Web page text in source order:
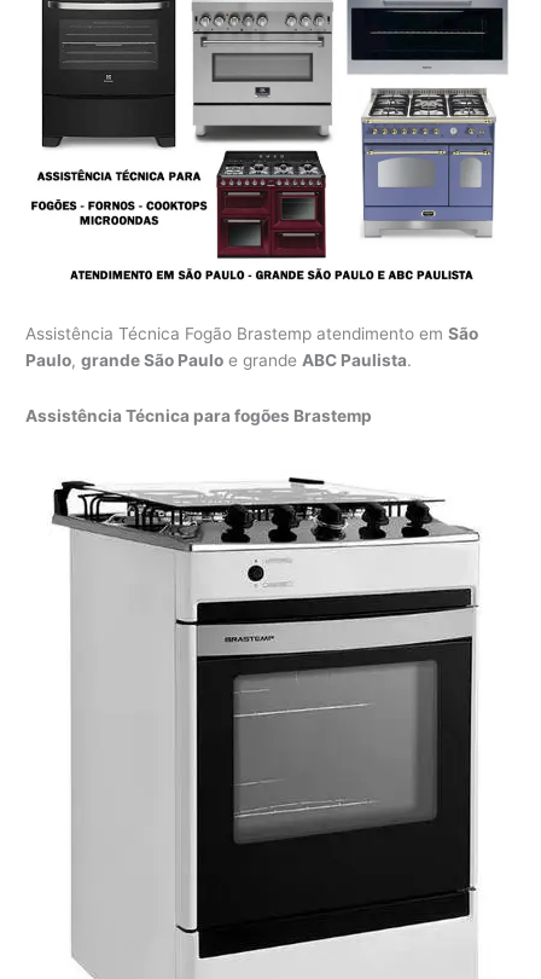
Assistência Técnica Fogão Brastemp atendimento emSão
Paulo,grande São Paulo e grandeABC Paulista.
Assistência Técnica para fogões Brastemp